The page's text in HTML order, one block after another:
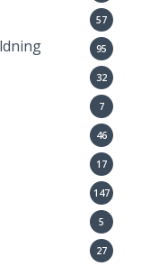
57
95
32
7
46
17
147
5
27